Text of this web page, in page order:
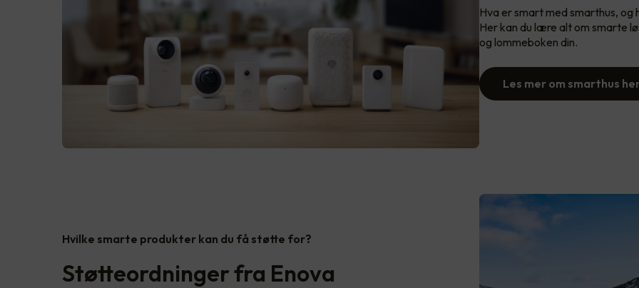
Hva er smart med smarthus,
Her kan du lære alt om smarte
og lommeboken din.
Les mer om smarthus
Hvilke smarte produkter kan du få støtte for?
Støtteordninger fra Enova